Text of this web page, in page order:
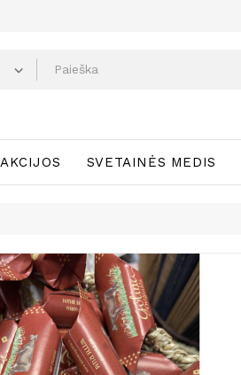
AKCIJOS SVETAINĖS MEDIS